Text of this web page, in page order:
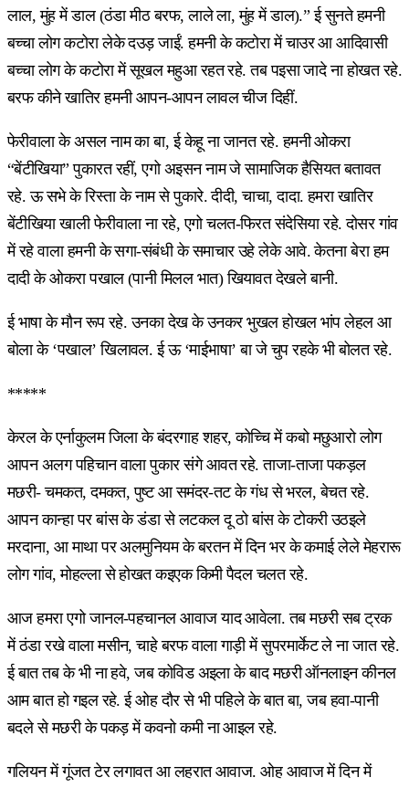
लाल, मुंह में डाल (ठंडा मीठ बरफ, लाले ला, मुंह में डाल).” ई सुनते हमनी
बच्चा लोग कटोरा लेके दउड़ जाईं. हमनी के कटोरा में चाउर आ आदिवासी
बच्चा लोग के कटोरा में सूखल महुआ रहत रहे. तब पइसा जादे ना होखत रहे.
बरफ कीने खातिर हमनी आपन-आपन लावल चीज दिहीं.
फेरीवाला के असल नाम का बा, ई केहू ना जानत रहे. हमनी ओकरा
“बेंटीखिया” पुकारत रहीं, एगो अइसन नाम जे सामाजिक हैसियत बतावत
रहे. ऊ सभे के रिस्ता के नाम से पुकारे. दीदी, चाचा, दादा. हमरा खातिर
बेंटीखिया खाली फेरीवाला ना रहे, एगो चलत-फिरत संदेसिया रहे. दोसर गांव
में रहे वाला हमनी के सगा-संबंधी के समाचार उहे लेके आवे. केतना बेरा हम
दादी के ओकरा पखाल (पानी मिलल भात) खियावत देखले बानी.
ई भाषा के मौन रूप रहे. उनका देख के उनकर भुखल होखल भांप लेहल आ
बोला के ‘पखाल’ खिलावल. ई ऊ ‘माईभाषा’ बा जे चुप रहके भी बोलत रहे.
*****
केरल के एर्नाकुलम जिला के बंदरगाह शहर, कोच्चि में कबो मछुआरो लोग
आपन अलग पहिचान वाला पुकार संगे आवत रहे. ताजा-ताजा पकड़ल
मछरी- चमकत, दमकत, पुष्ट आ समंदर-तट के गंध से भरल, बेचत रहे.
आपन कान्हा पर बांस के डंडा से लटकल दू ठो बांस के टोकरी उठइले
मरदाना, आ माथा पर अलमुनियम के बरतन में दिन भर के कमाई लेले मेहरारू
लोग गांव, मोहल्ला से होखत कइएक किमी पैदल चलत रहे.
आज हमरा एगो जानल-पहचानल आवाज याद आवेला. तब मछरी सब ट्रक
में ठंडा रखे वाला मसीन, चाहे बरफ वाला गाड़ी में सुपरमार्केट ले ना जात रहे.
ई बात तब के भी ना हवे, जब कोविड अइला के बाद मछरी ऑनलाइन कीनल
आम बात हो गइल रहे. ई ओह दौर से भी पहिले के बात बा, जब हवा-पानी
बदले से मछरी के पकड़ में कवनो कमी ना आइल रहे.
गलियन में गूंजत टेर लगावत आ लहरात आवाज. ओह आवाज में दिन में